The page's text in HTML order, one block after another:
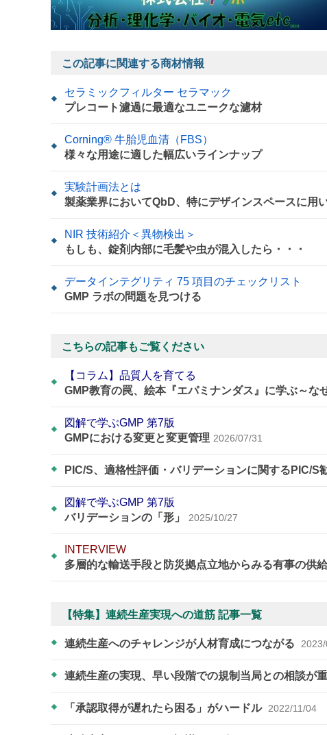
この記事に関連する商材情報
セラミックフィルター セラマック
プレコート濾過に最適なユニークな濾材
Corning® 牛胎児血清（FBS）
様々な用途に適した幅広いラインナップ
実験計画法とは
製薬業界においてQbD、特にデザインスペースに用
NIR 技術紹介＜異物検出＞
もしも、錠剤内部に毛髪や虫が混入したら・・・
データインテグリティ 75 項目のチェックリスト
GMP ラボの問題を見つける
こちらの記事もご覧ください
【コラム】品質人を育てる
GMP教育の罠、絵本『エパミナンダス』に学ぶ～な
図解で学ぶGMP 第7版
GMPにおける変更と変更管理 2026/07/31
PIC/S、適格性評価・バリデーションに関するPIC/S
図解で学ぶGMP 第7版
バリデーションの「形」
2025/10/27
INTERVIEW
多層的な輸送手段と防災拠点立地からみる有事の供
【特集】連続生産実現への道筋 記事一覧
連続生産へのチャレンジが人材育成につながる
連続生産の実現、早い段階での規制当局との相談が
「承認取得が遅れたら困る」がハードル 2022/11/04